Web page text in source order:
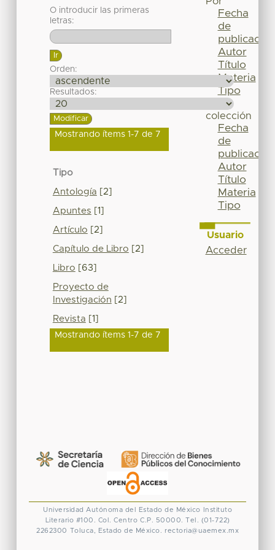
O introducir las primeras
letras:
Orden:
Resultados:
Mostrando ítems 1-7 de 7
Tipo
Antología [2]
Apuntes [1]
Artículo [2]
Capítulo de Libro [2]
Libro [63]
Proyecto de
Investigación [2]
Revista [1]
Mostrando ítems 1-7 de 7
Fecha
de
publicación
Autor
Título
Materia
Tipo
colección
Fecha
de
publicación
Autor
Título
Materia
Tipo
Usuario
Acceder
Universidad Autónoma del Estado de México
Instituto
Literario #100. Col. Centro C.P. 50000. Tel. (01-722)
2262300 Toluca, Estado de México. rectoria@uaemex.mx